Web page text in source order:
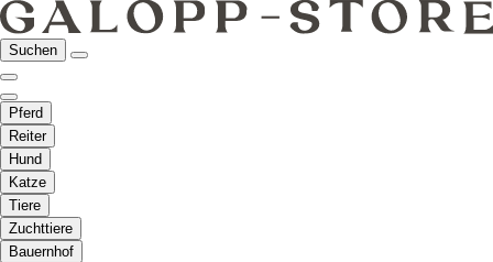
Suchen
Pferd
Reiter
Hund
Katze
Tiere
Zuchttiere
Bauernhof